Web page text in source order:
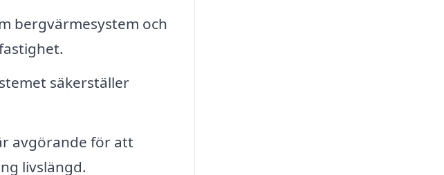
bergvärmesystem och
säkerställer
avgörande för att
livslängd.